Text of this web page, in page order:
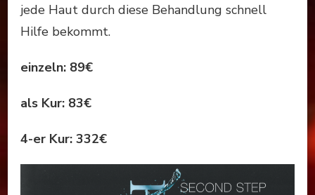
jede Haut durch diese Behandlung schnell
Hilfe bekommt.
einzeln: 89€
als Kur: 83€
4-er Kur: 332€